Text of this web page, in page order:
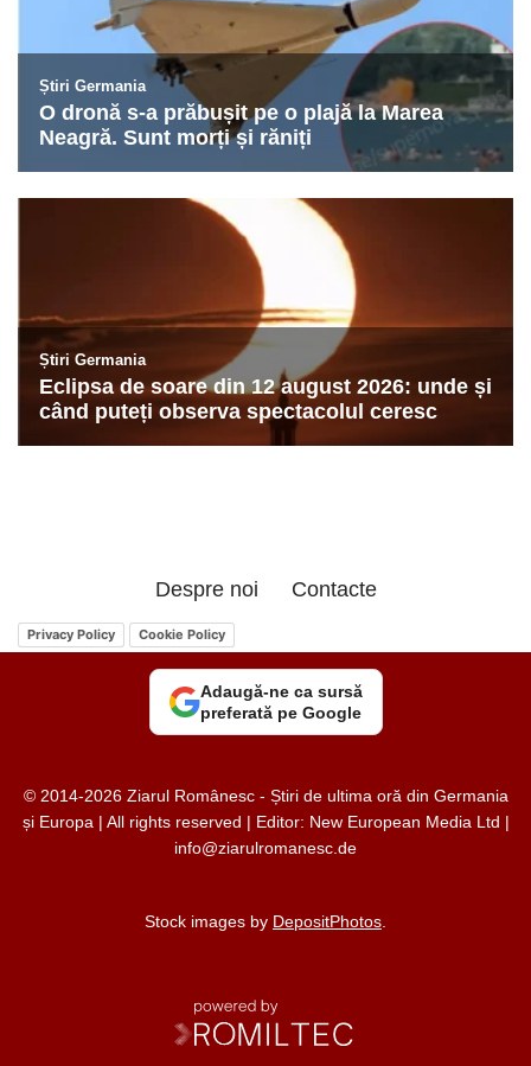
Despre noi Contacte
Privacy Policy Cookie Policy
Adaugă-ne ca sursă
preferată pe Google
© 2014-2026 Ziarul Românesc - Știri de ultima oră din Germania
și Europa | All rights reserved | Editor: New European Media Ltd |
info@ziarulromanesc.de
Stock images by DepositPhotos